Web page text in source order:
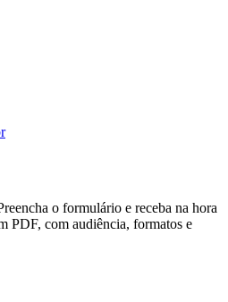
o formulário e receba na hora
PDF, com audiência, formatos e